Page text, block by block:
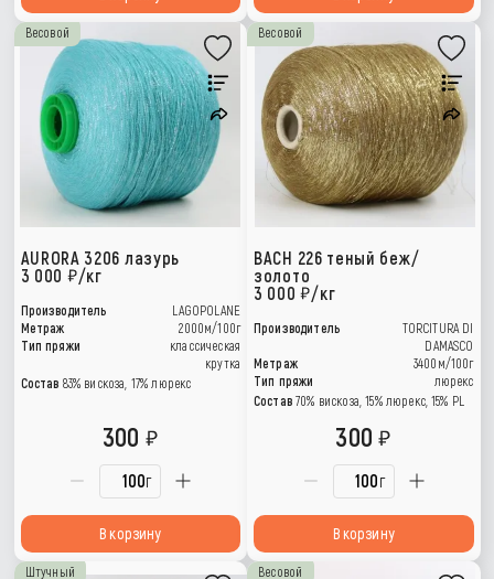
Весовой
AURORA 3206 лазурь
3 000
/кг
Производитель
LAGOPOLANE
Метраж
2000м/100г
Тип пряжи
классическая
крутка
Состав 83% вискоза, 17% люрекс
г
300
В корзину
Весовой
BACH 226 теный беж/
золото
3 000 /кг
Производитель
TORCITURA DI
DAMASCO
Метраж
3400м/100г
Тип пряжи
люрекс
Состав 70% вискоза, 15% люрекс, 15% РL
г
300
В корзину
Штучный Весовой